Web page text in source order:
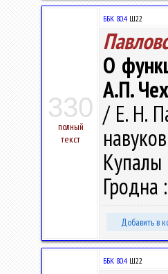
330
полный
текст
ББК 80.4 Ш22
О
А.П.
/ Е. Н.
Гродна
Добавить в
ББК 80.4 Ш22